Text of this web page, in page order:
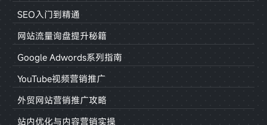
SEO入门到精通
网站流量询盘提升秘籍
Google Adwords系列指南
YouTube视频营销推广
外贸网站营销推广攻略
站内优化与内容营销实操